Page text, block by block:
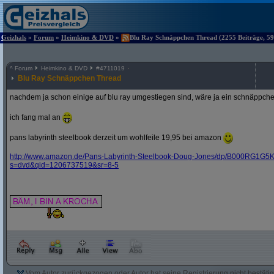
Geizhals » Forum » Heimkino & DVD » Blu Ray Schnäppchen Thread (2255 Beiträge,
^ Forum Heimkino & DVD #4711019
Blu Ray Schnäppchen Thread
nachdem ja schon einige auf blu ray umgestiegen sind, wäre ja ein
ich fang mal an
pans labyrinth steelbook derzeit um wohlfeile 19,95 bei amazon
http://www.amazon.de/Pans-Labyrinth-Steelbook-Doug-Jones/dp/
s=dvd&qid=1206737519&sr=8-5